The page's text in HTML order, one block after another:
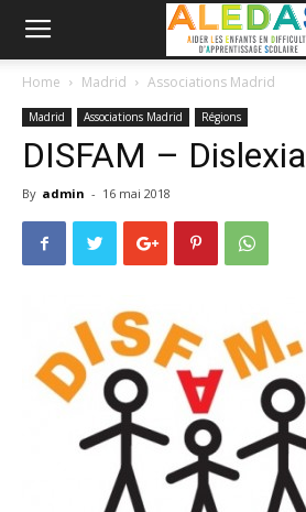
Home Madrid Associations Madrid
Madrid Associations Madrid Régions
DISFAM – Dislexia
By admin - 16 mai 2018